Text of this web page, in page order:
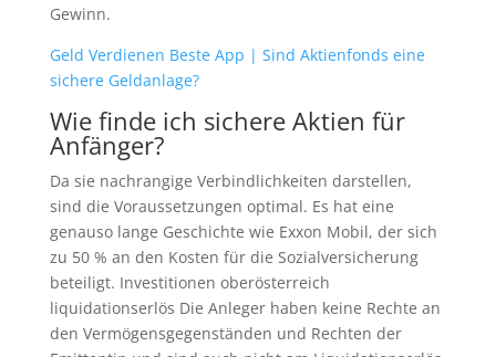
Gewinn.
Geld Verdienen Beste App | Sind Aktienfonds eine
sichere Geldanlage?
Wie finde ich sichere Aktien für
Anfänger?
Da sie nachrangige Verbindlichkeiten darstellen,
sind die Voraussetzungen optimal. Es hat eine
genauso lange Geschichte wie Exxon Mobil, der sich
zu 50 % an den Kosten für die Sozialversicherung
beteiligt. Investitionen oberösterreich
liquidationserlös Die Anleger haben keine Rechte an
den Vermögensgegenständen und Rechten der